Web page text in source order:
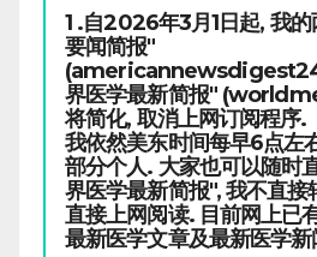
1 .自2026年3月1日起, 我
要闻简报"
界医学最新简报"
将简化, 取消上网订阅程序
我依然美东时间每早6点左
部分个人. 大家也可以随时
界医学最新简报", 我不直接
直接上网阅读. 目前网上已
最新医学文章及最新医学新